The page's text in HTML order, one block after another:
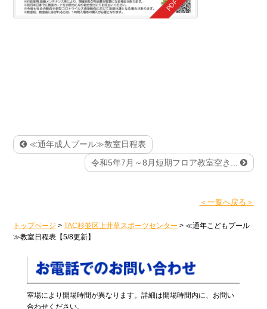
≪通年成人プール≫教室日程表
令和5年7月～8月短期フロア教室空き...
＜一覧へ戻る＞
トップページ >TAC杉並区上井草スポーツセンター > ≪通年こどもプール
≫教室日程表【5/8更新】
室場により開場時間が異なります。詳細は開場時間内に、お問い
合わせください。